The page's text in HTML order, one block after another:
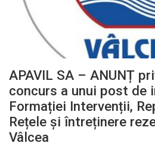
APAVIL SA – ANUNȚ
concurs a unui post de
Formației Intervenții,
Rețele și întreținere
Vâlcea